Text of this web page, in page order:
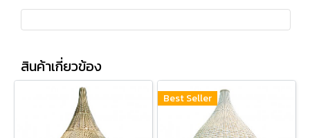
สินค้าเกี่ยวข้อง
Best Seller